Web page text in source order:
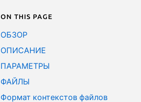
On this page
ОБЗОР
ОПИСАНИЕ
ПАРАМЕТРЫ
ФАЙЛЫ
Формат контекстов файлов